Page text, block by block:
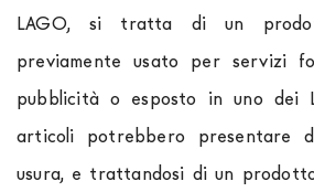
LAGO, si tratta di un
previamente usato per servizi
pubblicità o esposto in uno dei
articoli potrebbero presentare
usura, e trattandosi di un